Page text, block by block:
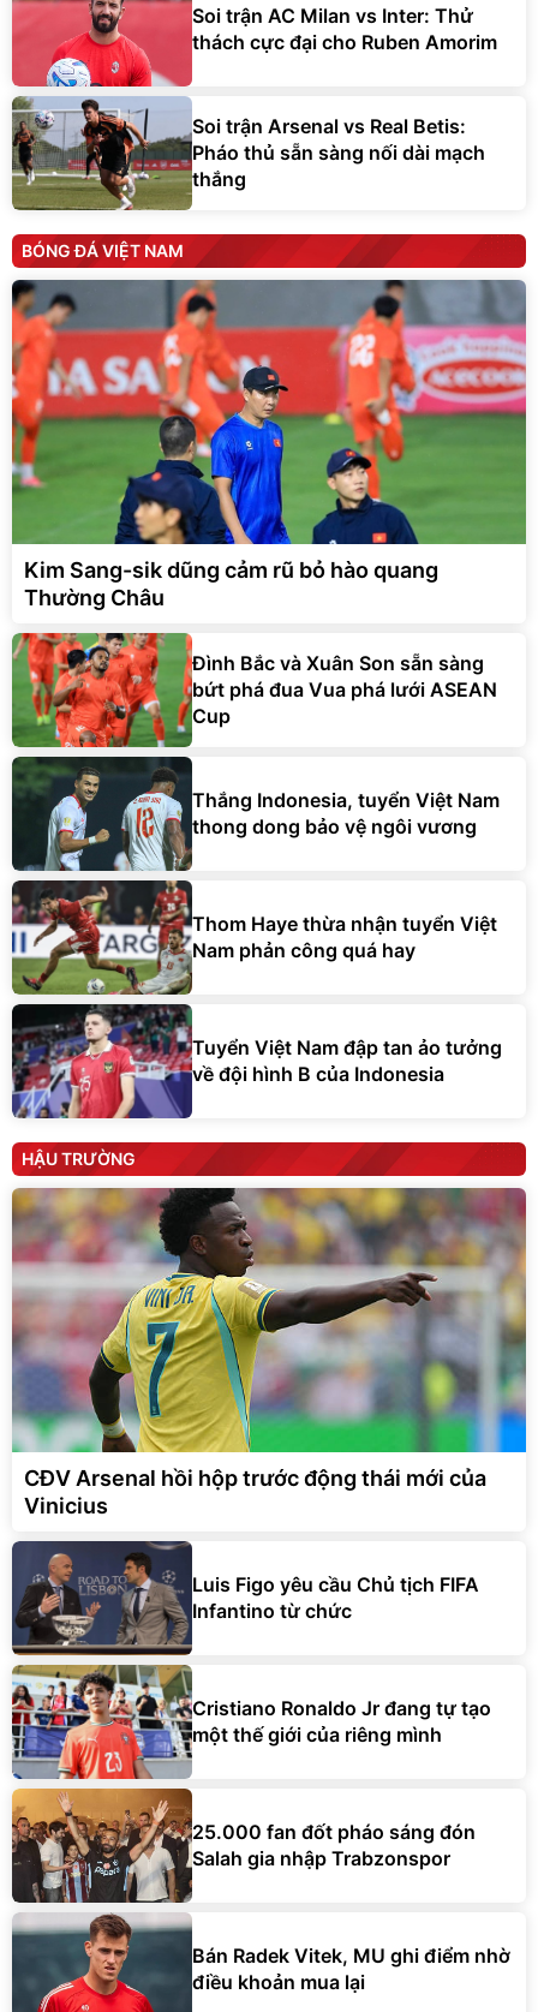
Soi trận AC Milan vs Inter: Thử
thách cực đại cho Ruben Amorim
Soi trận Arsenal vs Real Betis:
Pháo thủ sẵn sàng nối dài mạch
thắng
BÓNG ĐÁ VIỆT NAM
Kim Sang-sik dũng cảm rũ bỏ hào quang
Thường Châu
Đình Bắc và Xuân Son sẵn sàng
bứt phá đua Vua phá lưới ASEAN
Cup
Thắng Indonesia, tuyển Việt Nam
thong dong bảo vệ ngôi vương
Thom Haye thừa nhận tuyển Việt
Nam phản công quá hay
Tuyển Việt Nam đập tan ảo tưởng
về đội hình B của Indonesia
HẬU TRƯỜNG
CĐV Arsenal hồi hộp trước động thái mới của
Vinicius
Luis Figo yêu cầu Chủ tịch FIFA
Infantino từ chức
Cristiano Ronaldo Jr đang tự tạo
một thế giới của riêng mình
25.000 fan đốt pháo sáng đón
Salah gia nhập Trabzonspor
Bán Radek Vitek, MU ghi điểm nhờ
điều khoản mua lại